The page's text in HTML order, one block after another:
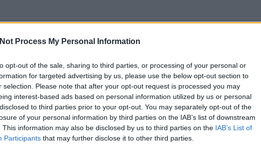
Process My Personal Information
opt-out of the sale, sharing to third parties, or processing of your personal or
for targeted advertising by us, please use the below opt-out section to
selection. Please note that after your opt-out request is processed you may
interest-based ads based on personal information utilized by us or personal
to third parties prior to your opt-out. You may separately opt-out of the
of your personal information by third parties on the IAB’s list of downstream
This information may also be disclosed by us to third parties on the IAB’s List of
Participants that may further disclose it to other third parties.
nem tudod
kattints!